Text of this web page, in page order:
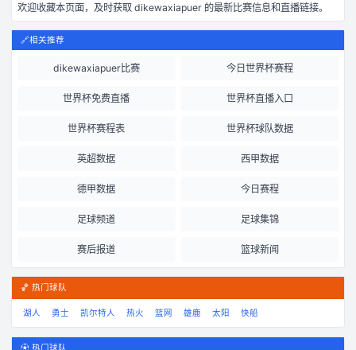
欢迎收藏本页面，及时获取 dikewaxiapuer 的最新比赛信息和直播链接。
🔗相关推荐
dikewaxiapuer比赛 今日世界杯赛程
世界杯免费直播 世界杯直播入口
世界杯赛程表 世界杯球队数据
英超数据 西甲数据
德甲数据 今日赛程
足球频道 足球集锦
赛后报道 篮球新闻
🏀 热门球队
湖人 勇士 凯尔特人 热火 篮网 雄鹿 太阳 快船
⚽ 热门球队